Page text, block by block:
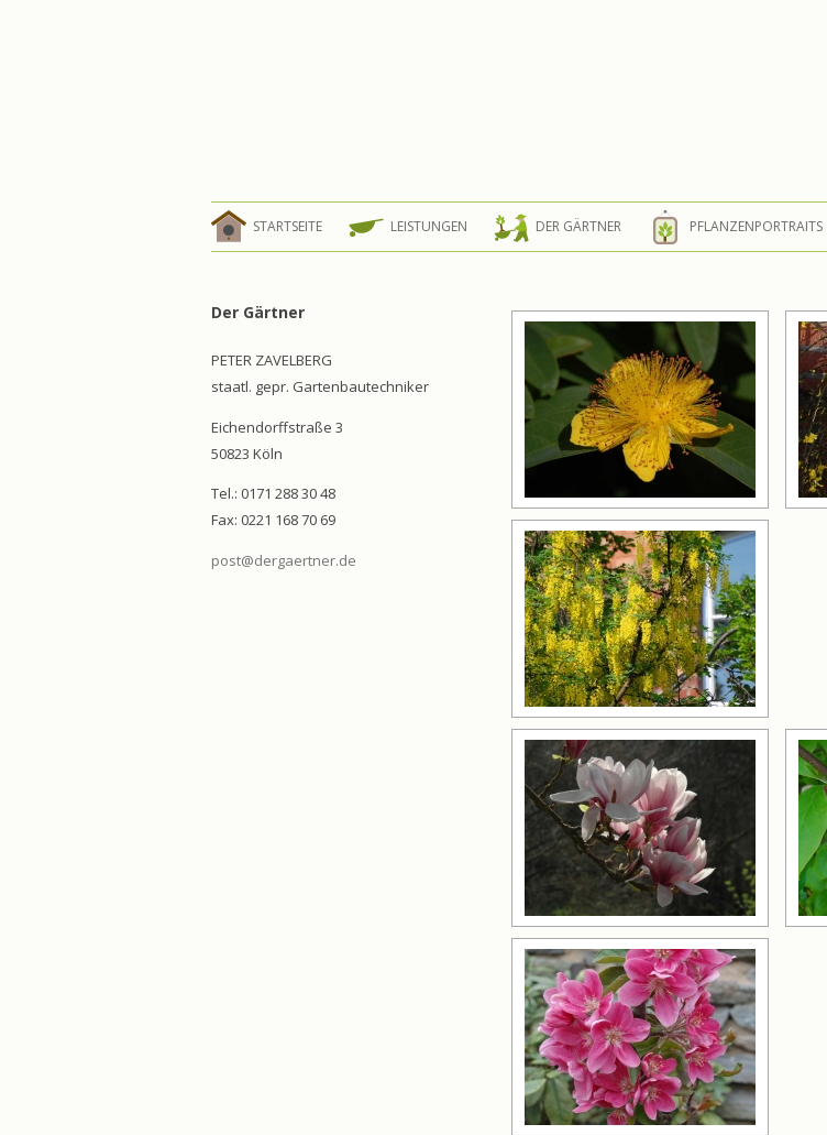
STARTSEITE LEISTUNGEN DER GÄRTNER PFLANZENPORTRAITS
Der Gärtner
PETER ZAVELBERG
staatl. gepr. Gartenbautechniker
Eichendorffstraße 3
50823 Köln
Tel.: 0171 288 30 48
Fax: 0221 168 70 69
post@dergaertner.de